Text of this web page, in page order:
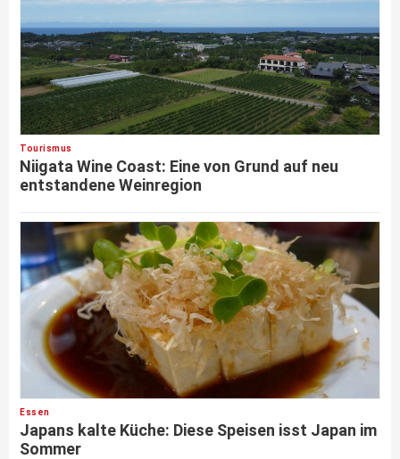
Tourismus
Niigata Wine Coast: Eine von Grund auf neu
entstandene Weinregion
Essen
Japans kalte Küche: Diese Speisen isst Japan im
Sommer